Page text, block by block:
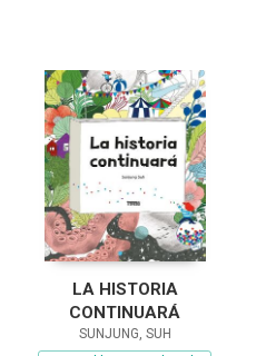
LA HISTORIA
CONTINUARÁ
SUNJUNG, SUH